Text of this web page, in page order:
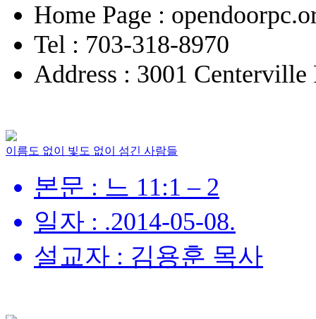
Home Page :
Tel : 703-318-8970
Address : 3001
이름도 없이 빛도 없이 섬긴 사람들
본문 : 느 11:1 – 2
일자 : .2014-05-08.
설교자 : 김용훈 목사